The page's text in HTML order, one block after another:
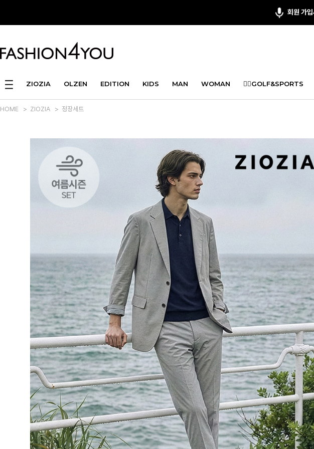
회원 가
ZIOZIA OLZEN EDITION KIDS MAN WOMAN 🏌️‍♂️GOLF&SPORTS
HOME > ZIOZIA > 정장세트